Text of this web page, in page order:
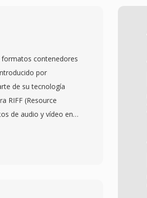
formatos contenedores
por
de su tecnología
RIFF (Resource
de audio y vídeo en
sincronizada sin